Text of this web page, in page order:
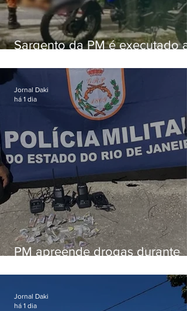
Sargento da PM é executado a
em Vaz Lobo
PM apreende drogas durante
Jornal Daki
há 1 dia
Jornal Daki
há 1 dia